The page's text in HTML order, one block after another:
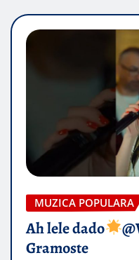
MUZICA POPULARA
Ah lele dado​
Gramoste